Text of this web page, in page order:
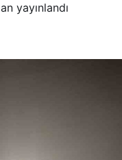
yayınlandı